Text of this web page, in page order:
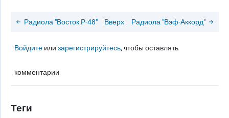
Радиола "Восток Р-48" Вверх Радиола "Вэф-Аккорд"
Войдите илизарегистрируйтесь, чтобы оставлять
комментарии
Теги